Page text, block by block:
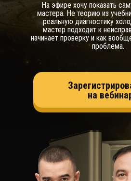
на
На эфире хочу показать
мастера. Не теорию из
реальную диагностику
мастер подходит к
начинает проверку и как
проблема.